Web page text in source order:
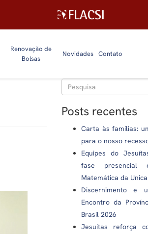
Renovação de
Bolsas
Novidades Contato
Posts recentes
Carta às famílias:
para o nosso
Equipes do
fase presencial
Matemática da
Discernimento e
Encontro da
Brasil 2026
Jesuítas reforça